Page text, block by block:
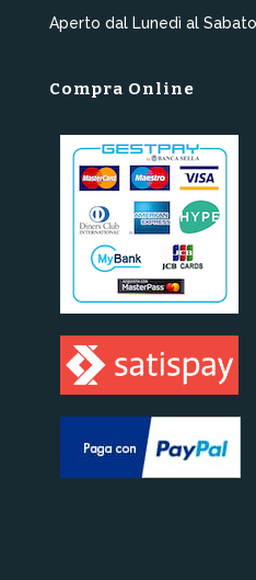
Aperto dal Lunedì al Sabato
Compra Online